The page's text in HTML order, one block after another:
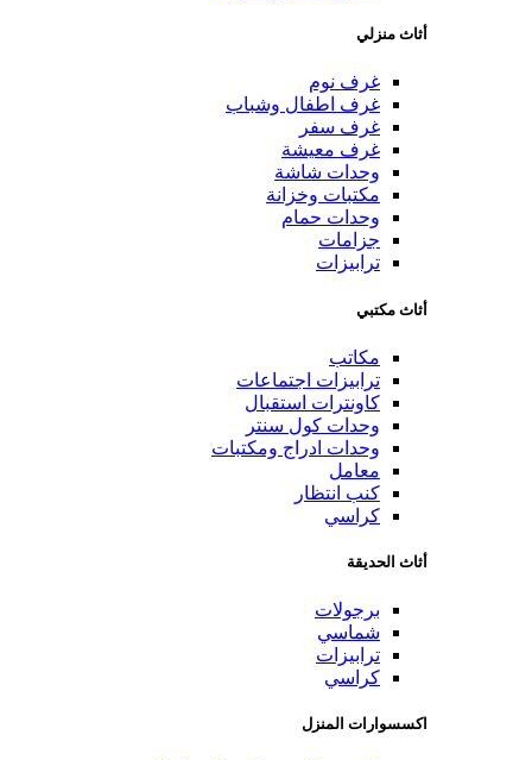
أثاث منزلي
غرف نوم
غرف اطفال وشباب
غرف سفر
غرف معيشة
وحدات شاشة
مكتبات وخزانة
وحدات حمام
جزامات
ترابيزات
أثاث مكتبي
مكاتب
ترابيزات اجتماعات
كاونترات استقبال
وحدات كول سنتر
وحدات ادراج ومكتبات
معامل
كنب انتظار
كراسي
أثاث الحديقة
برجولات
شماسي
ترابيزات
كراسي
اكسسوارات المنزل